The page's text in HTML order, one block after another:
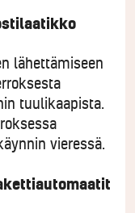
lähettämiseen
tuulikaapista.
vieressä.